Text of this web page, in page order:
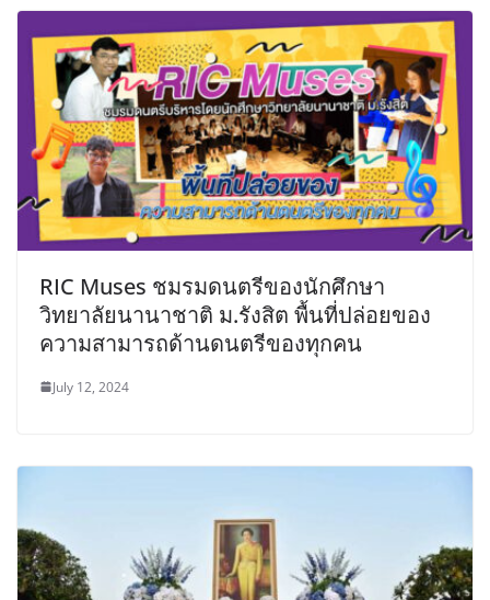
RIC Muses ชมรมดนตรีของนักศึกษา
วิทยาลัยนานาชาติ ม.รังสิต พื้นที่ปล่อยของ
ความสามารถด้านดนตรีของทุกคน
July 12, 2024